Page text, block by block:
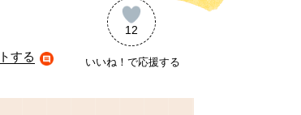
する
12
いいね！で応援する